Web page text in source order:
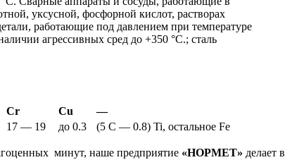
уксусной, фосфорной кислот, растворах
работающие под давлением при температуре
агрессивных сред до +350 °С.; сталь
Cr Cu
—
17 — 19 до 0.3 (5 С — 0.8) Ti, остальное Fe
минут, наше предприятие «НОРМЕТ» делает